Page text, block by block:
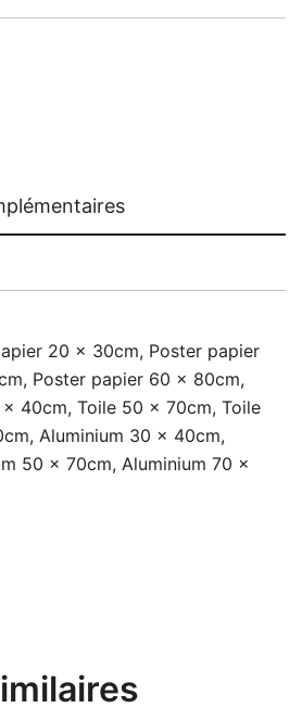
20 x 30cm, Poster papier
Poster papier 60 x 80cm,
40cm, Toile 50 x 70cm, Toile
Aluminium 30 x 40cm,
50 x 70cm, Aluminium 70 x